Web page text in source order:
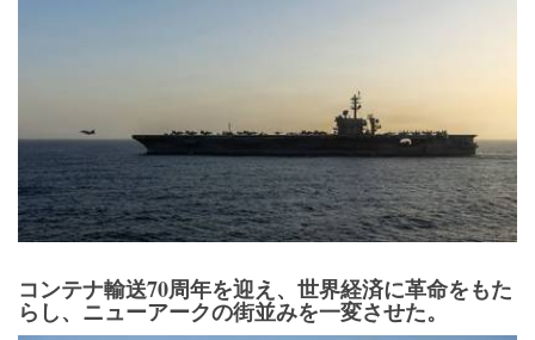
コンテナ輸送70周年を迎え、世界経済に革命をもた
らし、ニューアークの街並みを一変させた。